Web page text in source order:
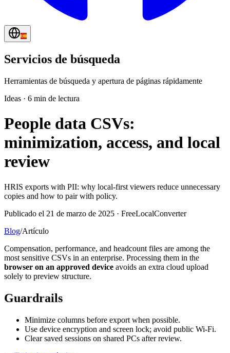
Servicios de búsqueda
Herramientas de búsqueda y apertura de páginas rápidamente
Ideas · 6 min de lectura
People data CSVs:
minimization, access, and local
review
HRIS exports with PII: why local-first viewers reduce unnecessary
copies and how to pair with policy.
Publicado el 21 de marzo de 2025 · FreeLocalConverter
Blog/Artículo
Compensation, performance, and headcount files are among the
most sensitive CSVs in an enterprise. Processing them in the
browser on an approved device avoids an extra cloud upload
solely to preview structure.
Guardrails
Minimize columns before export when possible.
Use device encryption and screen lock; avoid public Wi‑Fi.
Clear saved sessions on shared PCs after review.